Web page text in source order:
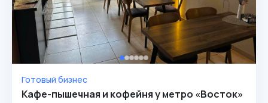
Готовый бизнес
Кафе-пышечная и кофейня у метро «Восток»